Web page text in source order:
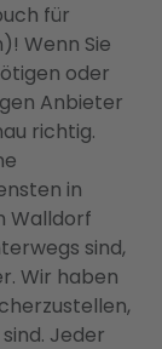
für
Wenn Sie
oder
Anbieter
richtig.
in
Walldorf
sind,
Wir haben
Jeder